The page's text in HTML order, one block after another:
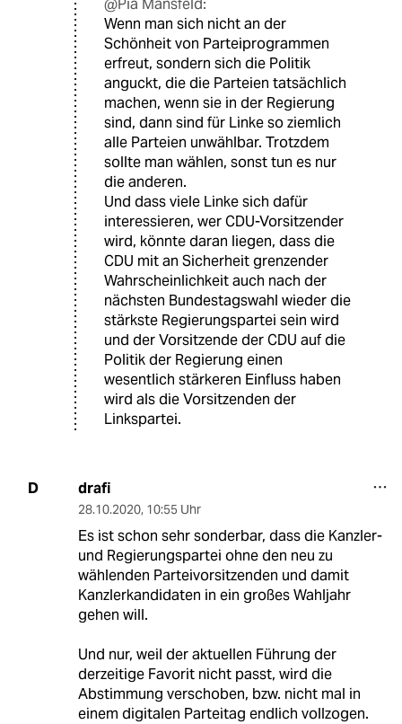
Wenn man sich nicht an der
Schönheit von Parteiprogrammen
erfreut, sondern sich die Politik
anguckt, die die Parteien tatsächlich
machen, wenn sie in der Regierung
sind, dann sind für Linke so ziemlich
alle Parteien unwählbar. Trotzdem
sollte man wählen, sonst tun es nur
die anderen.
Und dass viele Linke sich dafür
interessieren, wer CDU-Vorsitzender
wird, könnte daran liegen, dass die
CDU mit an Sicherheit grenzender
Wahrscheinlichkeit auch nach der
nächsten Bundestagswahl wieder die
stärkste Regierungspartei sein wird
und der Vorsitzende der CDU auf die
Politik der Regierung einen
wesentlich stärkeren Einfluss haben
wird als die Vorsitzenden der
Linkspartei.
D drafi
28.10.2020, 10:55 Uhr
Es ist schon sehr sonderbar, dass die Kanzler-
und Regierungspartei ohne den neu zu
wählenden Parteivorsitzenden und damit
Kanzlerkandidaten in ein großes Wahljahr
gehen will.
Und nur, weil der aktuellen Führung der
derzeitige Favorit nicht passt, wird die
Abstimmung verschoben, bzw. nicht mal in
einem digitalen Parteitag endlich vollzogen.